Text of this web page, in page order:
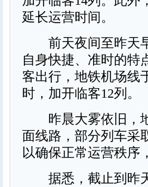
延长运营时间。
前天夜间至昨天早
自身快捷、准时的特
客出行，地铁机场线
时，加开临客12列。
昨晨大雾依旧，地
面线路，部分列车采
以确保正常运营秩序
据悉，截止到昨天